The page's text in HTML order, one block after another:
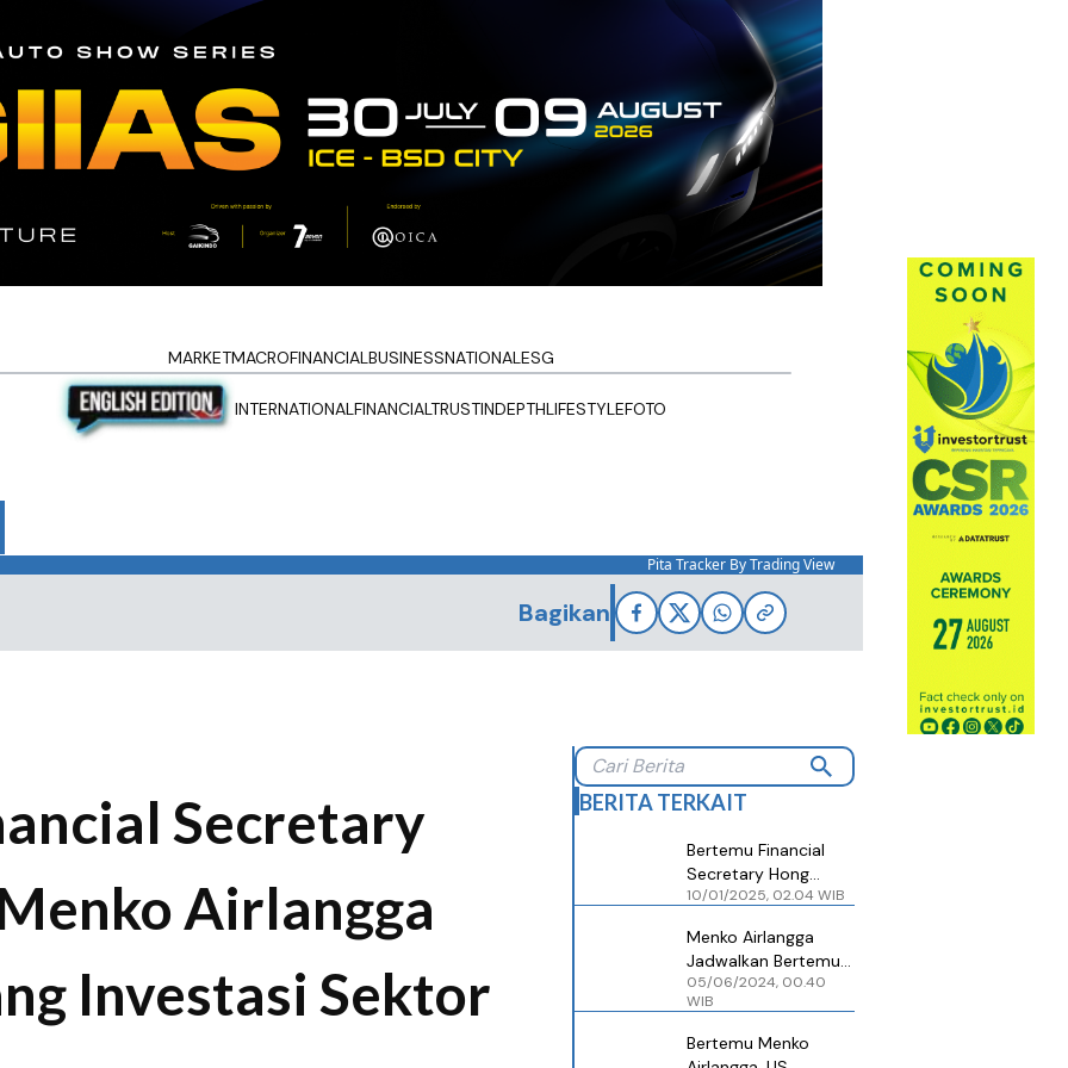
MARKETMACROFINANCIALBUSINESSNATIONALESG
INTERNATIONALFINANCIALTRUSTINDEPTHLIFESTYLEFOTO
Pita Tracker By Trading View
Bagikan
Secretary
Airlangga
Investasi Sektor
BERITA TERKAIT
Bertemu Financial
Secretary Hong
Kong, Menko
Peluang Investasi
Sektor Strategis
10/01/2025, 02.04 WIB
Menko Airlangga
Jadwalkan Bertemu
US Secretary of
Commerce Gina
Raimondo di
Singapura
05/06/2024, 00.40
WIB
Bertemu Menko